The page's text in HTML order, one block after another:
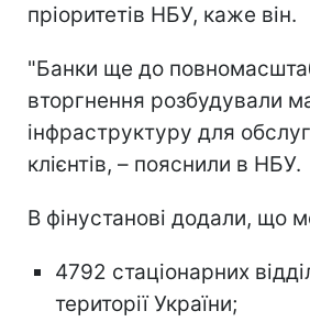
пріоритетів НБУ, каже він.
"Банки ще до
вторгнення розбудували
інфраструктуру для
клієнтів, – пояснили в НБУ.
В фінустанові додали, що
4792 стаціонарних
території України;